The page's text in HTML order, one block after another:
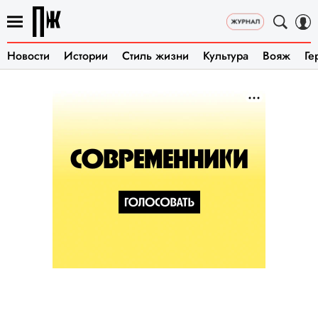
Новости Истории Стиль жизни Культура Вояж